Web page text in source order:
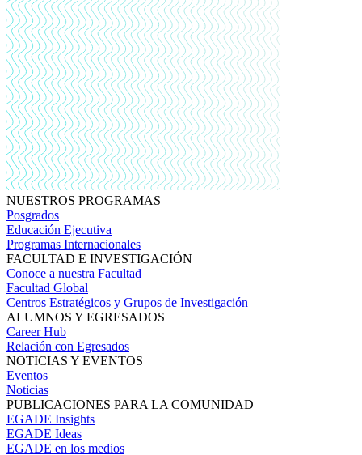
NUESTROS PROGRAMAS
Posgrados
Educación Ejecutiva
Programas Internacionales
FACULTAD E INVESTIGACIÓN
Conoce a nuestra Facultad
Facultad Global
Centros Estratégicos y Grupos de Investigación
ALUMNOS Y EGRESADOS
Career Hub
Relación con Egresados
NOTICIAS Y EVENTOS
Eventos
Noticias
PUBLICACIONES PARA LA COMUNIDAD
EGADE Insights
EGADE Ideas
EGADE en los medios